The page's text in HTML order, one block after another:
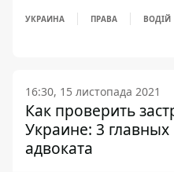
УКРАИНА ПРАВА ВОДІЙ
16:30, 15 листопада 2021
Как проверить
Украине: 3
адвоката